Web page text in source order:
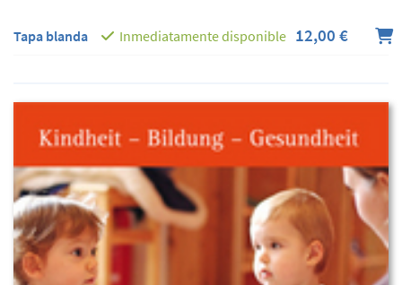
Tapa blanda Inmediatamente disponible 12,00 €